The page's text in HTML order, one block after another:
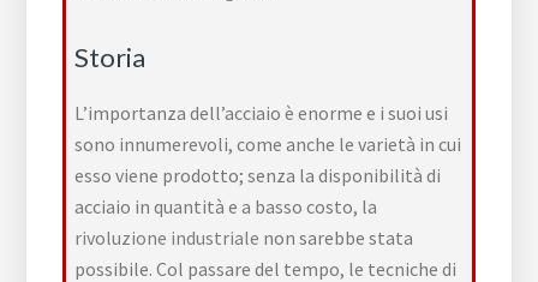
Storia
L’importanza dell’acciaio è enorme e i suoi usi
sono innumerevoli, come anche le varietà in cui
esso viene prodotto; senza la disponibilità di
acciaio in quantità e a basso costo, la
rivoluzione industriale non sarebbe stata
possibile. Col passare del tempo, le tecniche di